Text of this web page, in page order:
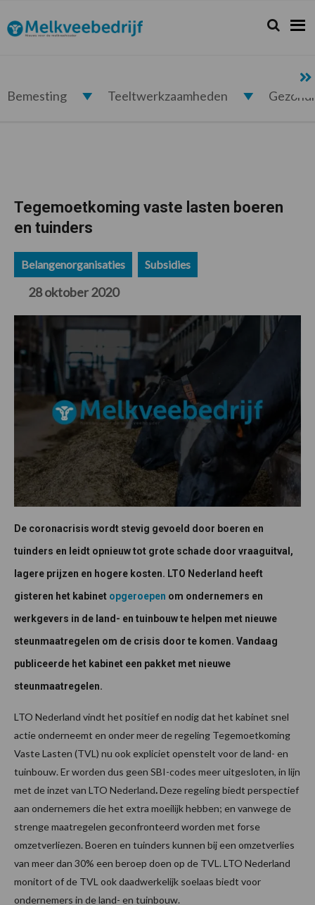
de
hoofdnavigatie
de
hoofd
de
eerste
de
voettekst
Melkveebedrijf.nl Zoeken...
Zoek
Bemesting Teeltwerkzaamheden
Tegemoetkoming vaste lasten boeren
en tuinders
Belangenorganisaties Subsidies
28 oktober 2020
De coronacrisis wordt stevig gevoeld door boeren en
tuinders en leidt opnieuw tot grote schade door vraaguitval,
lagere prijzen en hogere kosten. LTO Nederland heeft
gisteren het kabinet opgeroepen om ondernemers en
werkgevers in de land- en tuinbouw te helpen met nieuwe
steunmaatregelen om de crisis door te komen. Vandaag
publiceerde het kabinet een pakket met nieuwe
steunmaatregelen.
LTO Nederland vindt het positief en nodig dat het kabinet snel
actie onderneemt en onder meer de regeling Tegemoetkoming
Vaste Lasten (TVL) nu ook expliciet openstelt voor de land- en
tuinbouw. Er worden dus geen SBI-codes meer uitgesloten, in lijn
met de inzet van LTO Nederland.Deze regeling biedt perspectief
aan ondernemers die het extra moeilijk hebben; en vanwege de
strenge maatregelen geconfronteerd worden met forse
omzetverliezen. Boeren en tuinders kunnen bij een omzetverlies
van meer dan 30% een beroep doen op de TVL. LTO Nederland
monitort of de TVL ook daadwerkelijk soelaas biedt voor
ondernemers in de land- en tuinbouw.